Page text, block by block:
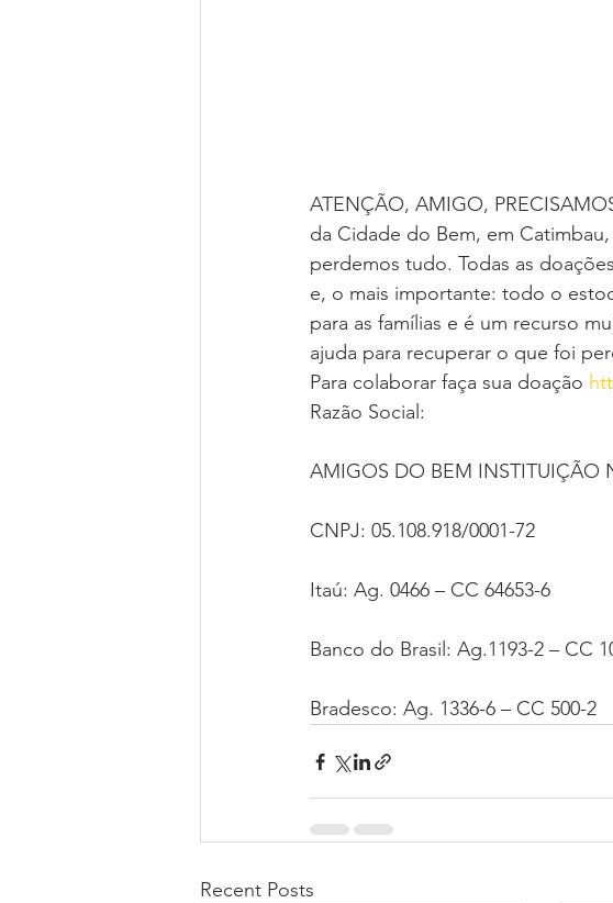
ATENÇÃO, AMIGO,
da Cidade do Bem, em
perdemos tudo. Todas as
e, o mais importante: todo o
para as famílias e é um recurso
ajuda para recuperar o que foi
Para colaborar faça sua doação
Razão Social:
AMIGOS DO BEM INSTITUIÇÃO
CNPJ: 05.108.918/0001-72
Itaú: Ag. 0466 – CC 64653-6
Banco do Brasil: Ag.1193-2 – CC
Bradesco: Ag. 1336-6 – CC 500-2
Recent Posts